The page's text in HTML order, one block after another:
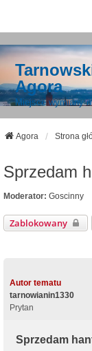
Agora
Miejsce wymiany
Agora Strona
Sprzedam
Moderator: Goscinny
Zablokowany
Autor tematu
tarnowianin1330
Prytan
Sprzedam